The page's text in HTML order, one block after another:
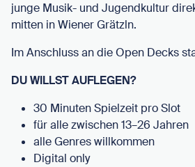
junge Musik- und Jugendkultur
mitten in Wiener Grätzln.
Im Anschluss an die Open Decks
DU WILLST AUFLEGEN?
30 Minuten Spielzeit pro Slot
für alle zwischen 13–26 Jahren
alle Genres willkommen
Digital only